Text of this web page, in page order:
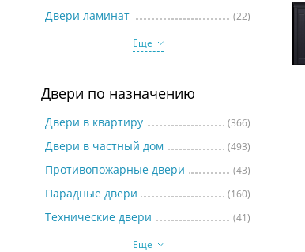
Двери ламинат
(22)
Еще
Двери по назначению
Двери в квартиру (366)
Двери в частный дом (493)
Противопожарные двери (43)
Парадные двери (160)
Технические двери
(41)
Еще